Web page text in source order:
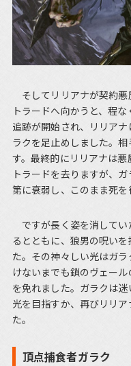
そしてリリアナが契約悪
トラードへ向かうと、程
追跡が開始され、リリア
ラクを足止めしました。
す。最終的にリリアナは
トラードを去りますが、
第に衰弱し、このまま死を
ですが長く姿を消してい
るとともに、狼男の呪い
た。その神々しい光はガ
けないまでも鎖のヴェー
を免れました。ガラクは
光を目指すか、再びリリ
た。
頂点捕食者ガラク